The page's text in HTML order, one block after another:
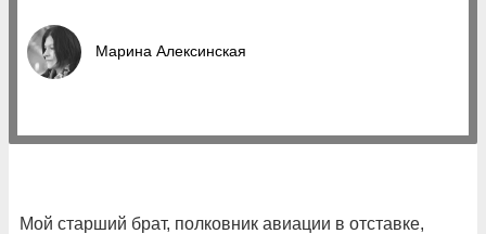
Марина Алексинская
Мой старший брат, полковник авиации в отставке,